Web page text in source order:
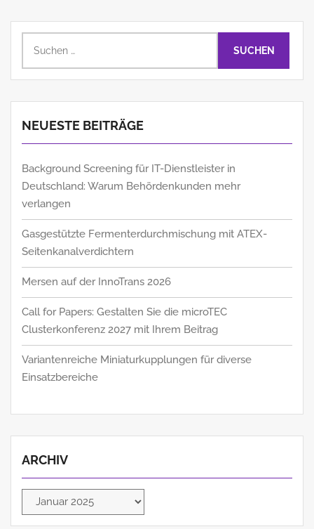
nach:
NEUESTE BEITRÄGE
Background Screening für IT-Dienstleister in
Deutschland: Warum Behördenkunden mehr
verlangen
Gasgestützte Fermenterdurchmischung mit ATEX-
Seitenkanalverdichtern
Mersen auf der InnoTrans 2026
Call for Papers: Gestalten Sie die microTEC
Clusterkonferenz 2027 mit Ihrem Beitrag
Variantenreiche Miniaturkupplungen für diverse
Einsatzbereiche
ARCHIV
Archiv